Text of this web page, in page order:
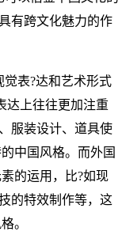
有跨文化魅力的作
觉表?达和艺术形式
达上往往更加注重
服装设计、道具使
中国风格。而外国
的运用，比?如现
的特效制作等，这
。